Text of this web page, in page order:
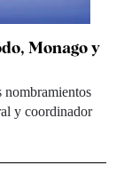
Monago y
nombramientos
y coordinador